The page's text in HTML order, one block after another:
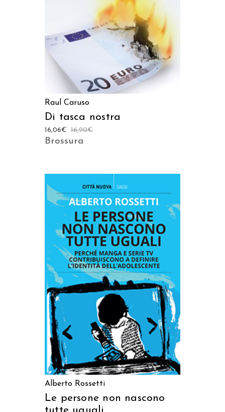
Raul Caruso
Di tasca nostra
16,90€
16,06€
Brossura
AGGIUNGI AL CARRELLO
Alberto Rossetti
Le persone non nascono